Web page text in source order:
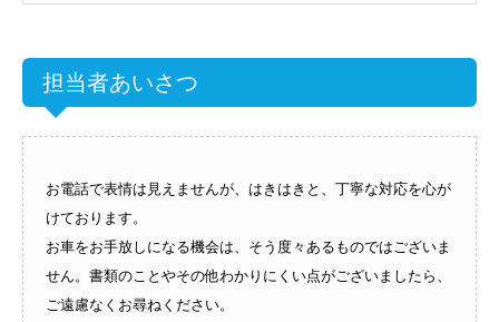
担当者あいさつ
お電話で表情は見えませんが、はきはきと、丁寧な対応を心が
けております。
お車をお手放しになる機会は、そう度々あるものではございま
せん。書類のことやその他わかりにくい点がございましたら、
ご遠慮なくお尋ねください。